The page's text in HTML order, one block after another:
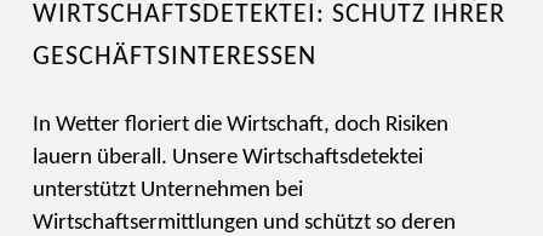
WIRTSCHAFTSDETEKTEI: SCHUTZ IHRER
GESCHÄFTSINTERESSEN
In Wetter floriert die Wirtschaft, doch Risiken
lauern überall. Unsere Wirtschaftsdetektei
unterstützt Unternehmen bei
Wirtschaftsermittlungen und schützt so deren